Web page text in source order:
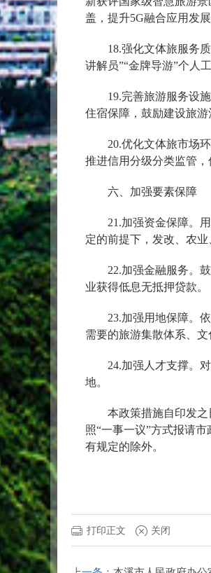
盖，提升5G融合应用发展
18.强化文体旅服务质
讲解员”“金牌导游”个人
19.完善旅游服务设施
住宿保障，鼓励建设旅
20.优化文体旅市场环
推进信用分级分类监管
六、加强要素保障
21.加强资金保障。用
定的前提下，发改、农
22.加强金融服务。鼓
业获得低息无抵押贷款。
23.加强用地保障。依
需要的旅游集散体系、
24.加强人才支撑。对
地。
本政策措施自印发之日
照“一事一议”方式报请
有规定的除外。
打印正文 关闭